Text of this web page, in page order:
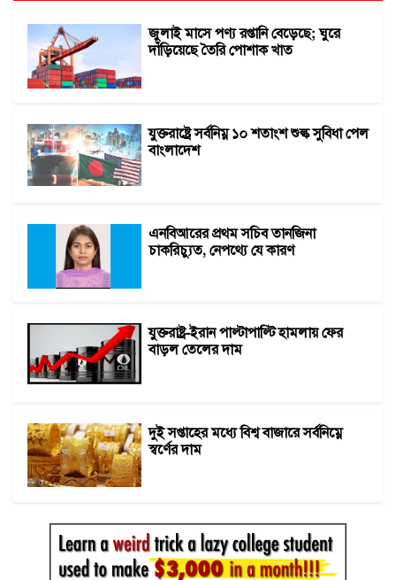
জুলাই মাসে পণ্য রপ্তানি বেড়েছে; ঘুরে
দাঁড়িয়েছে তৈরি পোশাক খাত
যুক্তরাষ্ট্রে সর্বনিম্ন ১০ শতাংশ শুল্ক সুবিধা পেল
বাংলাদেশ
এনবিআরের প্রথম সচিব তানজিনা
চাকরিচ্যুত, নেপথ্যে যে কারণ
যুক্তরাষ্ট্র-ইরান পাল্টাপাল্টি হামলায় ফের
বাড়ল তেলের দাম
দুই সপ্তাহের মধ্যে বিশ্ব বাজারে সর্বনিম্নে
স্বর্ণের দাম